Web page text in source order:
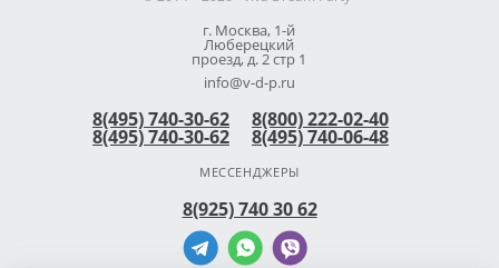
г. Москва, 1-й
Люберецкий
проезд, д. 2 стр 1
info@v-d-p.ru
8(495) 740-30-62 8(800) 222-02-40
8(495) 740-30-62 8(495) 740-06-48
МЕССЕНДЖЕРЫ
8(925) 740 30 62